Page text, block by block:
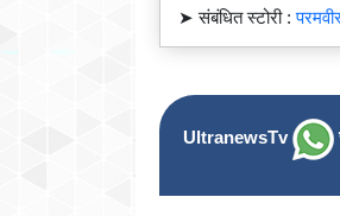
➤ संबंधित स्टोरी :
UltranewsTv